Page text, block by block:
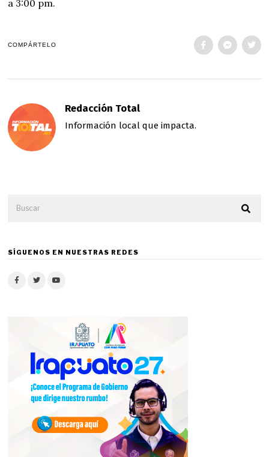
a 3:00 pm.
COMPÁRTELO
Redacción Total
Información local que impacta.
SÍGUENOS EN NUESTRAS REDES